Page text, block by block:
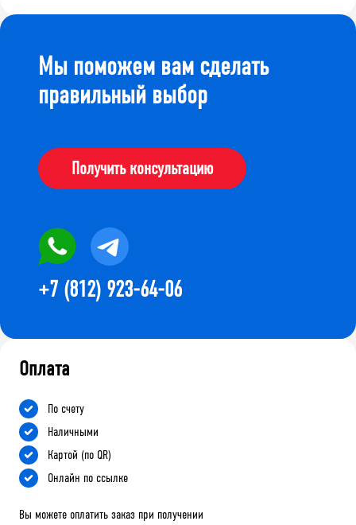
Мы поможем вам сделать
правильный выбор
Получить консультацию
+7 (812) 923-64-06
Оплата
По счету
Наличными
Картой (по QR)
Онлайн по ссылке
Вы можете оплатить заказ при получении